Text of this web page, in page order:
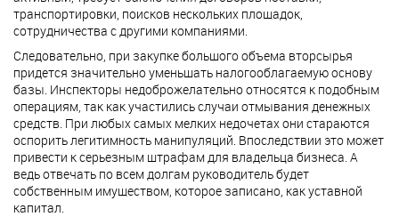
транспортировки, поисков нескольких площадок,
сотрудничества с другими компаниями.
Следовательно, при закупке большого объема вторсырья
придется значительно уменьшать налогооблагаемую основу
базы. Инспекторы недоброжелательно относятся к подобным
операциям, так как участились случаи отмывания денежных
средств. При любых самых мелких недочетах они стараются
оспорить легитимность манипуляций. Впоследствии это может
привести к серьезным штрафам для владельца бизнеса. А
ведь отвечать по всем долгам руководитель будет
собственным имуществом, которое записано, как уставной
капитал.